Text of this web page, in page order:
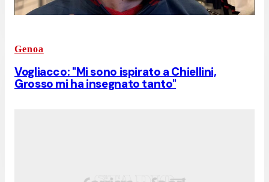
Genoa
Vogliacco: "Mi sono ispirato a Chiellini,
Grosso mi ha insegnato tanto"